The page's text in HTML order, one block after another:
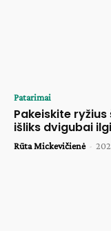
Patarimai
Pakeiskite
išliks dvigubai
Rūta Mickevičienė -